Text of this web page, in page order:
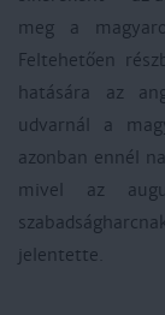
meg a
Feltehetően
hatására az
udvarnál a
azonban ennél
mivel az
jelentette.